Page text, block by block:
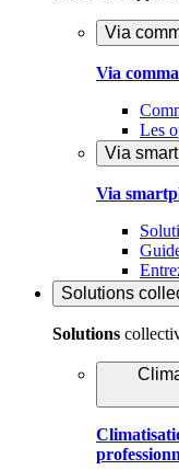
Via
Via
Les
Via
Via
Solutions
Solutions